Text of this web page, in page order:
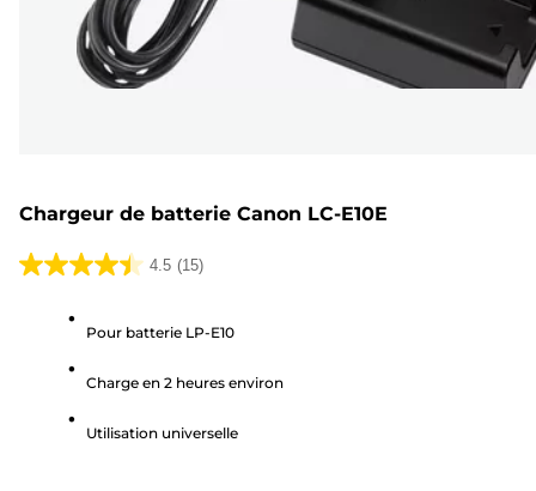
Chargeur de batterie Canon LC-E10E
4.5 (15)
4.5
étoiles.
Pour batterie LP-E10
Charge en 2 heures environ
Utilisation universelle